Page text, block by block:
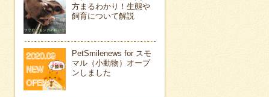
方まるわかり！生態や
飼育について解説
PetSmilenews for スモ
マル（小動物）オープ
ンしました